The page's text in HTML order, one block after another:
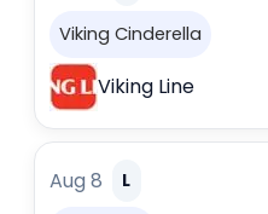
Viking Cinderella
Viking Line
Aug 8 L